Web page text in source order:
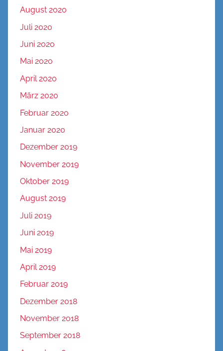
August 2020
Juli 2020
Juni 2020
Mai 2020
April 2020
März 2020
Februar 2020
Januar 2020
Dezember 2019
November 2019
Oktober 2019
August 2019
Juli 2019
Juni 2019
Mai 2019
April 2019
Februar 2019
Dezember 2018
November 2018
September 2018